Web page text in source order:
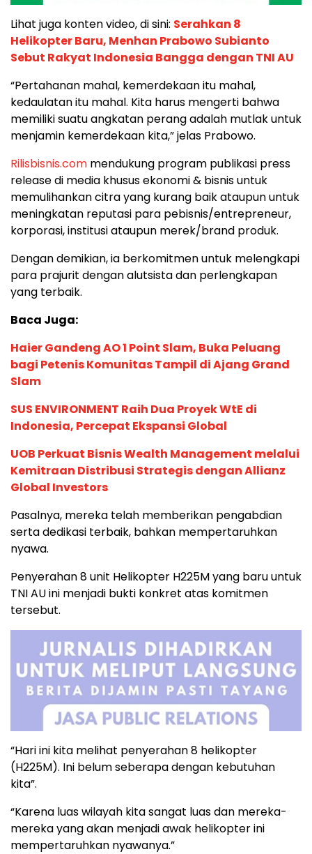
Lihat juga konten video, di sini: Serahkan 8
Helikopter Baru, Menhan Prabowo Subianto
Sebut Rakyat Indonesia Bangga dengan TNI AU
“Pertahanan mahal, kemerdekaan itu mahal,
kedaulatan itu mahal. Kita harus mengerti bahwa
memiliki suatu angkatan perang adalah mutlak untuk
menjamin kemerdekaan kita,” jelas Prabowo.
Rilisbisnis.com mendukung program publikasi press
release di media khusus ekonomi & bisnis untuk
memulihankan citra yang kurang baik ataupun untuk
meningkatan reputasi para pebisnis/entrepreneur,
korporasi, institusi ataupun merek/brand produk.
Dengan demikian, ia berkomitmen untuk melengkapi
para prajurit dengan alutsista dan perlengkapan
yang terbaik.
Baca Juga:
Haier Gandeng AO 1 Point Slam, Buka Peluang
bagi Petenis Komunitas Tampil di Ajang Grand
Slam
SUS ENVIRONMENT Raih Dua Proyek WtE di
Indonesia, Percepat Ekspansi Global
UOB Perkuat Bisnis Wealth Management melalui
Kemitraan Distribusi Strategis dengan Allianz
Global Investors
Pasalnya, mereka telah memberikan pengabdian
serta dedikasi terbaik, bahkan mempertaruhkan
nyawa.
Penyerahan 8 unit Helikopter H225M yang baru untuk
TNI AU ini menjadi bukti konkret atas komitmen
tersebut.
“Hari ini kita melihat penyerahan 8 helikopter
(H225M). Ini belum seberapa dengan kebutuhan
kita”.
“Karena luas wilayah kita sangat luas dan mereka-
mereka yang akan menjadi awak helikopter ini
mempertaruhkan nyawanya.”